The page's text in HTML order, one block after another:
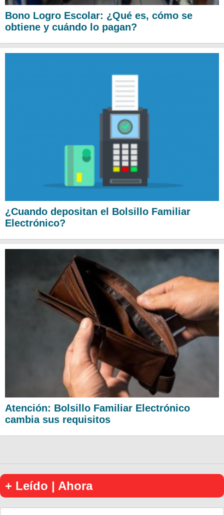
Bono Logro Escolar: ¿Qué es, cómo se
obtiene y cuándo lo pagan?
¿Cuando depositan el Bolsillo Familiar
Electrónico?
Atención: Bolsillo Familiar Electrónico
cambia sus requisitos
+ Leído | Ahora